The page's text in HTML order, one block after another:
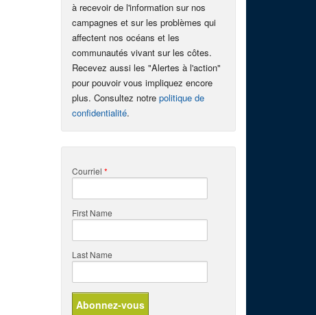
à recevoir de l'information sur nos
campagnes et sur les problèmes qui
affectent nos océans et les
communautés vivant sur les côtes.
Recevez aussi les "Alertes à l'action"
pour pouvoir vous impliquez encore
plus. Consultez notre politique de
confidentialité.
Courriel *
First Name
Last Name